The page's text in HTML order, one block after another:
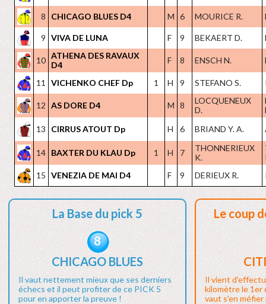
8 CHICAGO BLUES D4 M 6 MOURICE R.
9 VIVA DE LUNA F 9 BEKAERT D.
10 ATHENA DES RAVAUX
D4
F 8 ENSCH N.
11 VICHENKO CHEF Dp 1 H 9 STEFANO S.
12 AS DORE D4 M 8
LOCQUENEUX
D.
13
CIRRUS ATOUT Dp H 6 BRIAND Y. A.
14 BAXTER DU KLAU Dp 1 H 7
THONNERIEUX
K.
15 VENEZIA DE MAI D4 F 9 DERIEUX R.
La Base du pick 5
8
CHICAGO BLUES
Il vaut nettement mieux que ses derniers
échecs et il peut profiter de ce PICK 5
pour en apporter la preuve !
Le coup
Il vient
kilomètre le 1er
vaut s'en méfier